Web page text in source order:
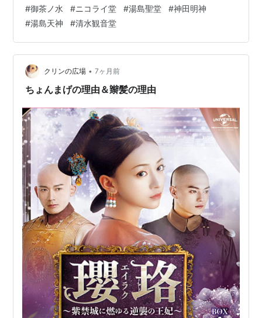
会の首座主教座聖堂（総本山）です。正式名称は東京復
活大聖堂。 ニコライ堂(東京復活大聖堂) 国の重要文化財
日本の重要文化財は、ほとんどが木造で、煉瓦造の重要
文化財のうち東京復活大聖堂は最古級です。ロシア人、
シュチュールボフの基本設計、イギリス人のジョサイ
ア・コンドルの監督設計、長野泰輔の工事…
#御茶ノ水 #ニコライ堂 #湯島聖堂 #神田明神
#湯島天神 #清水観音堂
クリンの広場 • 7ヶ月前
ちょんまげの理由＆辮髪の理由